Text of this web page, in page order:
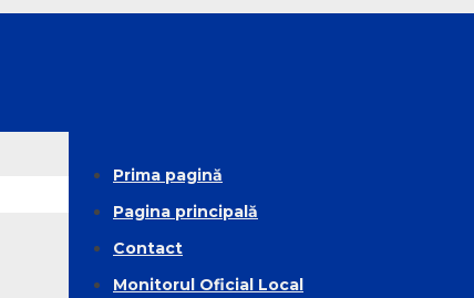
Prima pagină
Pagina principală
Contact
Monitorul Oficial Local